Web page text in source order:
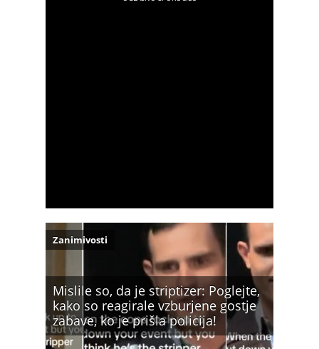
Mislile so, da je striptizer: Poglejte,
kako so reagirale vzburjene gostje
zabave, ko je prišla policija!
Zanimivosti